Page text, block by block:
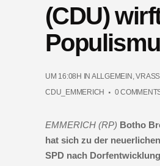
(CDU)
UM 16:08H IN ALLGEMEIN ,
CDU_EMMERICH
0
EMMERICH (RP) Botho
hat sich zu der
SPD nach